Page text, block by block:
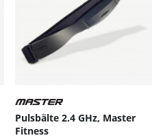
S
17 18 19
Pulsbälte 2.4 GHz, Master
Fitness